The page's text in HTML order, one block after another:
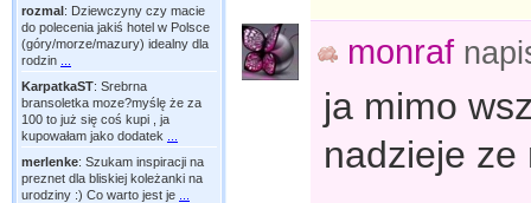
rozmal: Dziewczyny czy macie
do polecenia jakiś hotel w Polsce
(góry/morze/mazury) idealny dla
rodzin
KarpatkaST: Srebrna
bransoletka moze?myślę że za
100 to już się coś kupi , ja
kupowałam jako dodatek
merlenke: Szukam inspiracji na
preznet dla bliskiej koleżanki na
urodziny :) Co warto jest je
monraf
ja mimo
nadzieje ze